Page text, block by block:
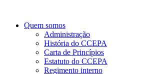
Quem somos
Administração
História do CCEPA
Carta de Princípios
Estatuto do CCEPA
Regimento interno